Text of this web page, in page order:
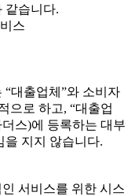
같습니다.
스
대출업체”와 소비자
으로 하고, “대출업
스)에 등록하는 대부
지지 않습니다.
서비스를 위한 시스